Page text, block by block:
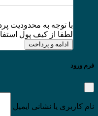
لطفا از کیف پول
ادامه و پرداخت
فرم ورود
نام کاربری یا نشانی ایمیل